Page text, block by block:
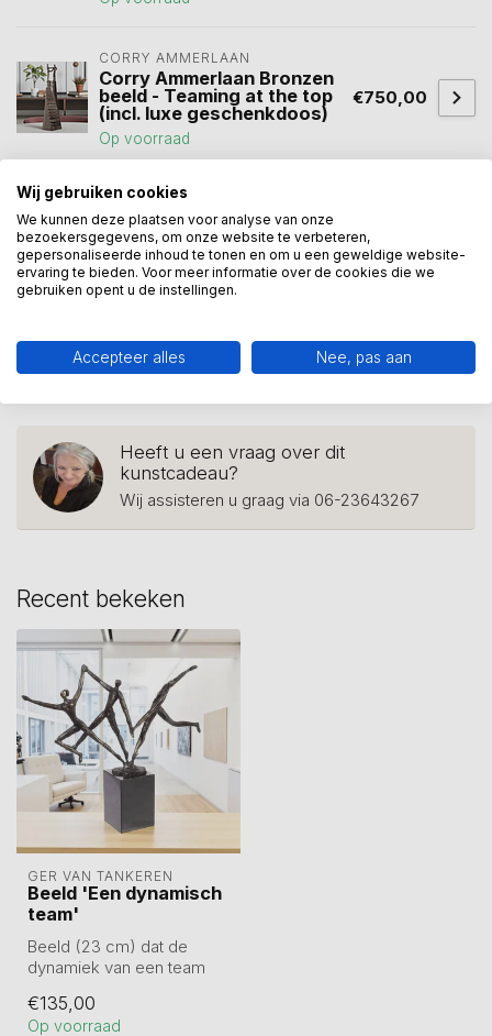
CORRY AMMERLAAN
Corry Ammerlaan Bronzen
beeld - Teaming at the top
(incl. luxe geschenkdoos)
Op voorraad
€750,00
beeld team(11) Beeld teamspirit
cadeau medewerkers(3) cadeau team(5)
samenwerken(36)
zakelijk geschenk(9)
Heeft u een vraag over dit
kunstcadeau?
Wij assisteren u graag via 06-23643267
Recent bekeken
GER VAN TANKEREN
Beeld 'Een dynamisch
team'
Beeld (23 cm) dat de
dynamiek van een team
en creatief...
€135,00
Op voorraad
Wij gebruiken cookies
We kunnen deze plaatsen voor analyse van onze
bezoekersgegevens, om onze website te verbeteren,
gepersonaliseerde inhoud te tonen en om u een geweldige website-
ervaring te bieden. Voor meer informatie over de cookies die we
gebruiken opent u de instellingen.
Accepteer alles Nee, pas aan